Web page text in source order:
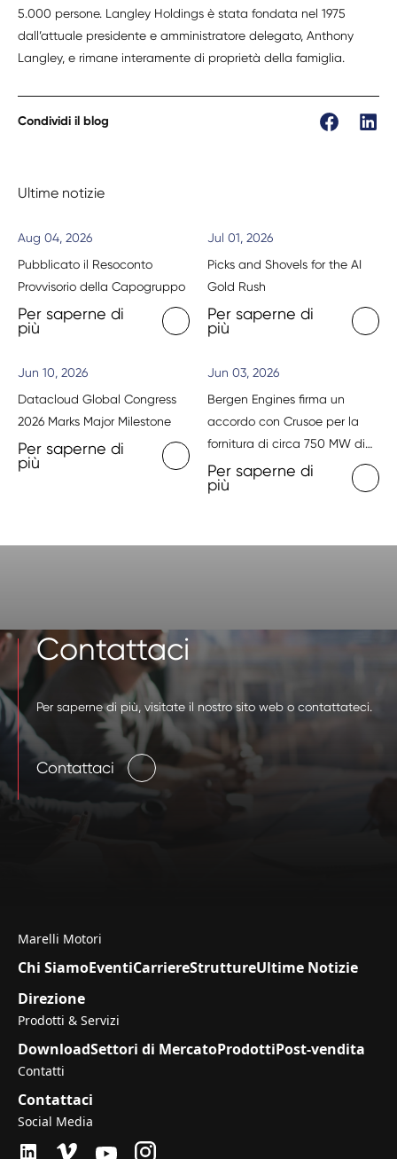
5.000 persone. Langley Holdings è stata fondata nel 1975
dall’attuale presidente e amministratore delegato, Anthony
Langley, e rimane interamente di proprietà della famiglia.
Condividi il blog
Ultime notizie
Aug 04, 2026
Pubblicato il Resoconto
Provvisorio della Capogruppo
Per saperne di
più
Jul 01, 2026
Picks and Shovels for the AI
Gold Rush
Per saperne di
più
Jun 10, 2026
Datacloud Global Congress
2026 Marks Major Milestone
Per saperne di
più
Jun 03, 2026
Bergen Engines firma un
accordo con Crusoe per la
fornitura di circa 750 MW di
energia negli Stati Uniti
destinati a data center
Per saperne di
più
Contattaci
Per saperne di più, visitate il nostro sito web o contattateci.
Contattaci
Marelli Motori
Chi SiamoEventiCarriereStruttureUltime Notizie
Direzione
Prodotti & Servizi
DownloadSettori di MercatoProdottiPost-vendita
Contatti
Contattaci
Social Media